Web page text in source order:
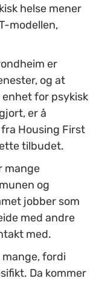
helse mener
modellen,
er
og at
for psykisk
er å
Housing First
tilbudet.
mange
og
jobber som
med andre
med.
fordi
Da kommer